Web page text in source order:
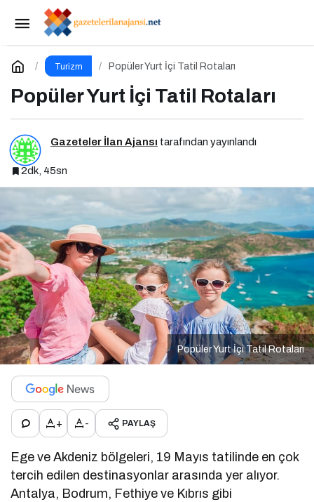
Turizm Popüler Yurt İçi Tatil Rotaları
Popüler Yurt İçi Tatil Rotaları
Gazeteler İlan Ajansı tarafından yayınlandı
2dk, 45sn
Popüler Yurt İçi Tatil Rotaları
+ - PAYLAŞ
Ege ve Akdeniz bölgeleri, 19 Mayıs tatilinde en çok
tercih edilen destinasyonlar arasında yer alıyor.
Antalya, Bodrum, Fethiye ve Kıbrıs gibi
Denizli’nin Kalbinden Gelen Lezzet: Çamlık
Denizli Kebapçısı
Yorum Yap